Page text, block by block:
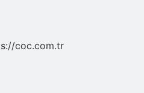
coc.com.tr